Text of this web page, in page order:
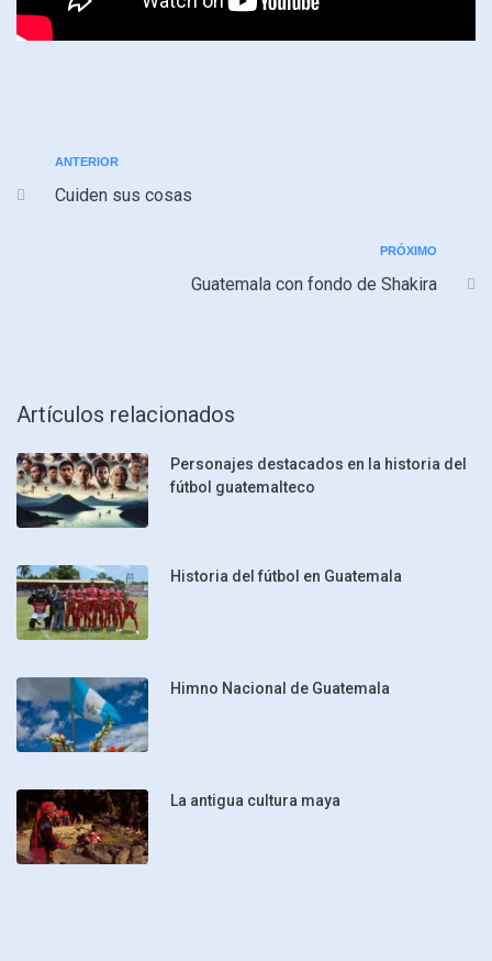
ANTERIOR
Cuiden sus cosas
PRÓXIMO
Guatemala con fondo de Shakira
Artículos relacionados
Personajes destacados en la historia del
fútbol guatemalteco
Historia del fútbol en Guatemala
Himno Nacional de Guatemala
La antigua cultura maya